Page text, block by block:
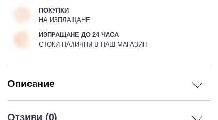
ПОКУПКИ
НА ИЗПЛАЩАНЕ
ИЗПРАЩАНЕ ДО 24 ЧАСА
СТОКИ НАЛИЧНИ В НАШ МАГАЗИН
Описание
Отзиви (0)